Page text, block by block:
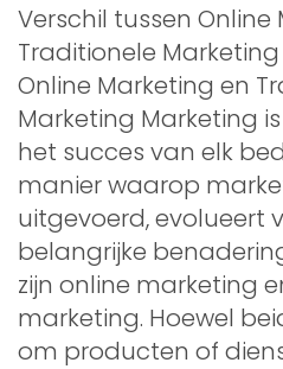
Verschil tussen Online
Traditionele
Online Marketing en
Marketing Marketing
het succes van elk
manier waarop
uitgevoerd, evolueert
belangrijke
zijn online marketing
marketing. Hoewel
om producten of